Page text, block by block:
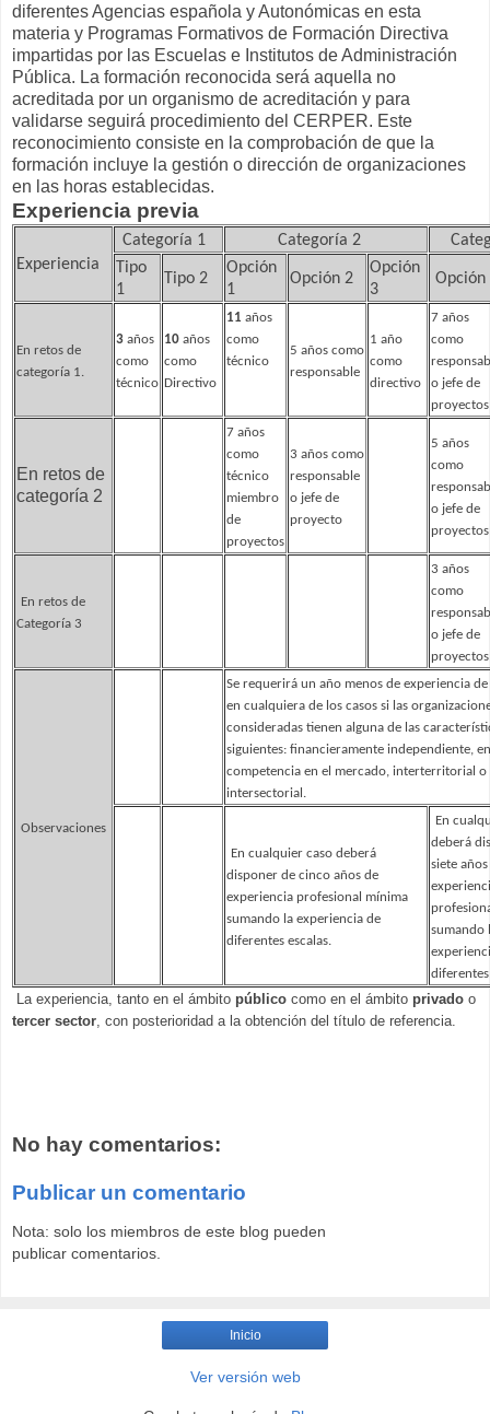
diferentes Agencias española y Autonómicas en esta
materia y Programas Formativos de Formación Directiva
impartidas por las Escuelas e Institutos de Administración
Pública. La formación reconocida será aquella no
acreditada por un organismo de acreditación y para
validarse seguirá procedimiento del CERPER. Este
reconocimiento consiste en la comprobación de que la
formación incluye la gestión o dirección de organizaciones
en las horas establecidas.
Experiencia previa
Experiencia
Categoría 1 Categoría 2
Tipo
1
Tipo 2
Opción
1
Opción 2
Opción
3
Opción
En retos de
categoría 1.
3 años
como
técnico
10 años
como
Directivo
11 años
como
técnico
5 años como
responsable
1 año
como
directivo
7 años
como
o jefe de
proyectos
En retos de
categoría 2
7 años
como
técnico
miembro
de
proyectos
3 años como
responsable
o jefe de
proyecto
5 años
como
o jefe de
proyectos
En retos de
Categoría 3
3 años
como
o jefe de
proyectos
Observaciones
Se requerirá un año menos de experiencia
en cualquiera de los casos si las
consideradas tienen alguna de las
siguientes: financieramente independiente,
competencia en el mercado, interterritorial o
intersectorial.
En cualquier caso deberá
disponer de cinco años de
experiencia profesional mínima
sumando la experiencia de
diferentes escalas.
En
deberá
siete
sumando
diferentes
La experiencia, tanto en el ámbito público como en el ámbito privado o
tercer sector , con posterioridad a la obtención del título de referencia.
No hay comentarios:
Publicar un comentario
Nota: solo los miembros de este blog pueden
publicar comentarios.
Inicio
Ver versión web